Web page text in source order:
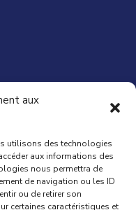
aux
utilisons des technologies
aux informations des
nous permettra de
de navigation ou les ID
ou de retirer son
certaines caractéristiques et